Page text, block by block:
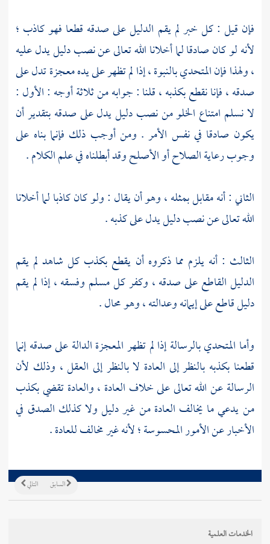
فإن قيل : كل خبر لم يقم الدليل على صدقه قطعا فهو كاذب ؛
لأنه لو كان صادقا لما أخلانا الله تعالى عن نصب دليل يدل عليه
، ولهذا فإن المتحدي بالنبوة ، إذا لم تظهر على يده معجزة تدل على
صدقه ، فإنا نقطع بكذبه ، قلنا : جوابه من ثلاثة أوجه : الأول :
لا نسلم امتناع الخلو من نصب دليل يدل على صدقه بتقدير أن
يكون صادقا في نفس الأمر . ومن أوجب ذلك فإنما بناه على
وجوب رعاية الصلاح أو الأصلح وقد أبطلناه في علم الكلام .
الثاني : أنه مقابل بمثله ، وهو أن يقال : ولو كان كاذبا لما أخلانا
الله تعالى عن نصب دليل يدل على كذبه .
الثالث : أنه يلزم مما ذكروه أن يقطع بكذب كل شاهد لم يقم
الدليل القاطع على صدقه ، وكفر كل مسلم وفسقه ، إذا لم يقم
دليل قاطع على إيمانه وعدالته ، وهو محال .
وأما المتحدي بالرسالة إذا لم تظهر المعجزة الدالة على صدقه إنما
قطعنا بكذبه بالنظر إلى العادة لا بالنظر إلى العقل ، وذلك لأن
الرسالة عن الله تعالى على خلاف العادة ، والعادة تقضي بكذب
من يدعي ما يخالف العادة من غير دليل ولا كذلك الصدق في
الأخبار عن الأمور المحسوسة ؛ لأنه غير مخالف للعادة .
التالي السابق
الخدمات العلمية